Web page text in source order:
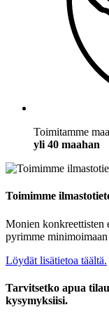
Toimitamme
yli 40 maahan
Toimimme
Monien konkreettisten
pyrimme
Löydät lisätietoa täältä.
Tarvitsetko apua
kysymyksiisi.